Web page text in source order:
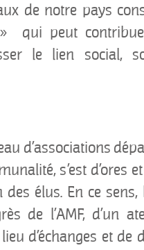
de notre pays
» qui peut
le lien social,
d’associations
s’est d’ores
élus. En ce sens,
de l’AMF, d’un
d’échanges et de